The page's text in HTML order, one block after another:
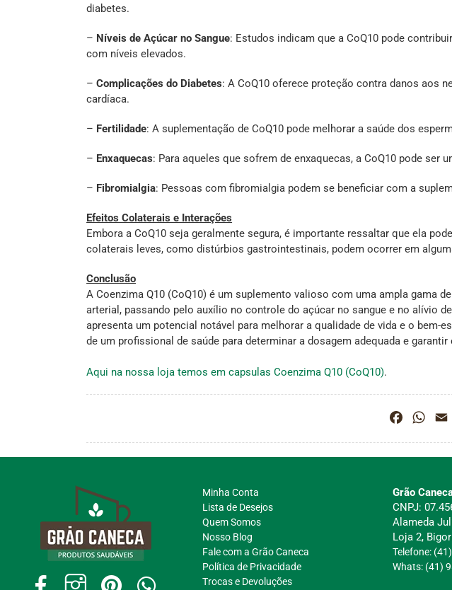
diabetes.
– Níveis de Açúcar no Sangue: Estudos indicam que a CoQ10 pode
com níveis elevados.
–Complicações do Diabetes: A CoQ10 oferece proteção contra danos aos
cardíaca.
– Fertilidade: A suplementação de CoQ10 pode melhorar a saúde dos
– Enxaquecas: Para aqueles que sofrem de enxaquecas, a CoQ10 pode ser
– Fibromialgia: Pessoas com fibromialgia podem se beneficiar com a
Efeitos Colaterais e Interações
Embora a CoQ10 seja geralmente segura, é importante ressaltar que ela
colaterais leves, como distúrbios gastrointestinais, podem ocorrer em
Conclusão
A Coenzima Q10 (CoQ10) é um suplemento valioso com uma ampla gama
arterial, passando pelo auxílio no controle do açúcar no sangue e no alívio
apresenta um potencial notável para melhorar a qualidade de vida e o
de um profissional de saúde para determinar a dosagem adequada e
Aqui na nossa loja temos em capsulas Coenzima Q10 (CoQ10).
Facebook
Minha Conta
Lista de Desejos
Quem Somos
Nosso Blog
Fale com a Grão Caneca
Política de Privacidade
Trocas e Devoluções
Grão
CNPJ:
Alameda
Loja 2,
Telefone:
Whats: (41)